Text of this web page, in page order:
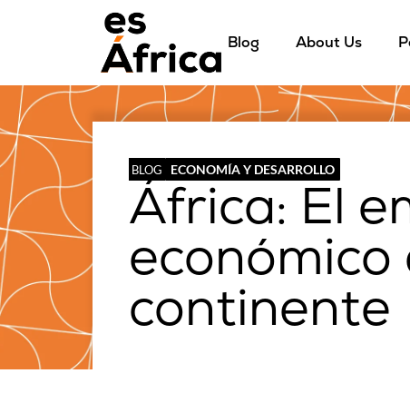
Blog About Us
BLOG ECONOMÍA Y DESARROLLO
África: El
económico
continente